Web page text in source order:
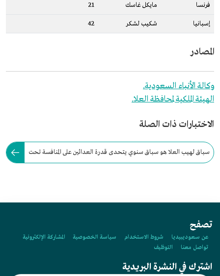
فرنسا مايكل غاسك 21
إسبانيا شكيب لشكر 42
المصادر
وكالة الأنباء السعودية.
الهيئة الملكية لمحافظة العلا.
الاختبارات ذات الصلة
سباق لهيب العلا هو سباق سنوي يتحدى قدرة العدائين على المنافسة تحت
تصفح
عن سعوديبيديا شروط الاستخدام سياسة الخصوصية
المشاركة الإلكترونية
تواصل معنا
التوظيف
اشترك في النشرة البريدية